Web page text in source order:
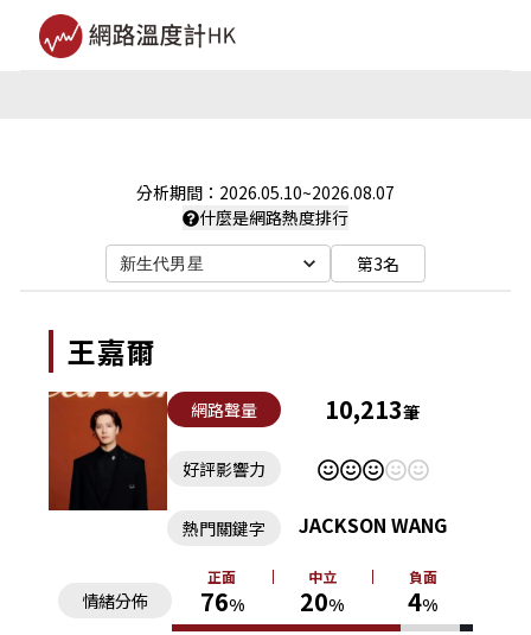
分析期間： 2026.05.10~2026.08.07
什麼是網路熱度排行
新生代男星 第3名
王嘉爾
網路聲量 10,213筆
好評影響力
情緒分佈
正面
76%
中立
20%
負面
4%
熱門關鍵字 JACKSON WANG